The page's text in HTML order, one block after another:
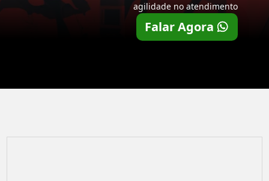
agilidade no atendimento
Falar Agora